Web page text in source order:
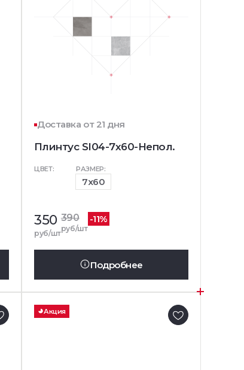
Доставка от 21 дня
Плинтус SI04-7x60-Непол.
ЦВЕТ: РАЗМЕР:
7x60
350
руб/шт
390
руб/шт
-11%
Подробнее
Акция